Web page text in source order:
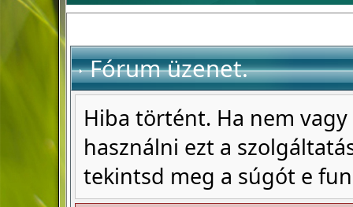
Fórum üzenet.
Hiba történt. Ha nem
használni ezt a
tekintsd meg a súgót e